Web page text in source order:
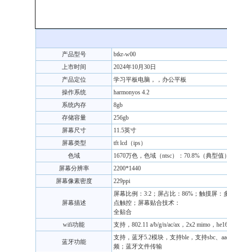
产品型号
btkr-w00
上市时间
2024年10月30日
产品定位
学习平板电脑，，办公平板
操作系统
harmonyos 4.2
系统内存
8gb
存储容量
256gb
屏幕尺寸
11.5英寸
屏幕类型
tft lcd（ips）
色域
1670万色，色域（ntsc）：70.8%（典型值
屏幕分辨率
2200*1440
屏幕像素密度
229ppi
屏幕描述
屏幕比例：3:2；屏占比：86%；触摸屏：
点触控；屏幕贴合技术：
全贴合
wifi功能
支持，802.11 a/b/g/n/ac/ax，2x2 mimo，
蓝牙功能
支持，蓝牙5.2模块，支持ble，支持sbc、
频；蓝牙文件传输